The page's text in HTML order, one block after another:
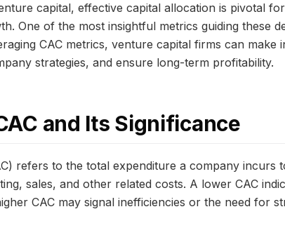
capital, effective capital allocation is pivotal
One of the most insightful metrics guiding these
CAC metrics, venture capital firms can make
strategies, and ensure long-term profitability.
and Its Significance
refers to the total expenditure a company incurs
sales, and other related costs. A lower CAC
CAC may signal inefficiencies or the need for